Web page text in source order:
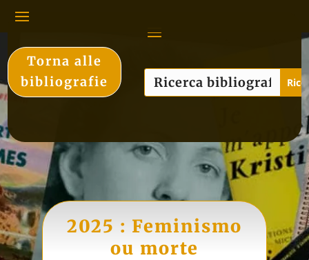
Torna alle
bibliografie
2025 : Feminismo
ou morte